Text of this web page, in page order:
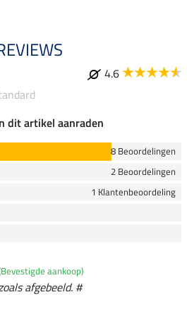
4.6
dit artikel aanraden
8 Beoordelingen
2 Beoordelingen
1 Klantenbeoordeling
aankoop)
afgebeeld. #